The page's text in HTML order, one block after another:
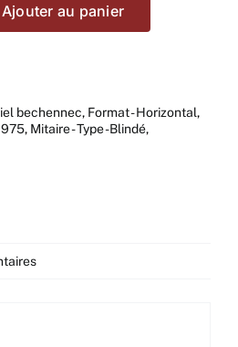
Ajouter au panier
bechennec, Format - Horizontal,
, Mitaire - Type -Blindé,